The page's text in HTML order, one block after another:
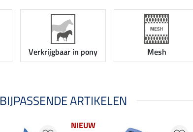
Verkrijgbaar in pony Mesh
BIJPASSENDE ARTIKELEN
NIEUW